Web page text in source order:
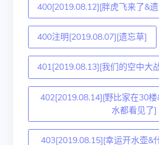
400[2019.08.12][胖虎飞来了&
400注明[2019.08.07][遗忘草]
401[2019.08.13][我们的空中大
402[2019.08.14][野比家在30
水都看见了]
403[2019.08.15][幸运开水壶&